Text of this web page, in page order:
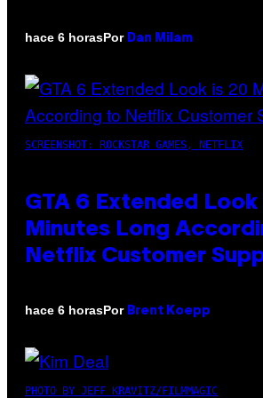
hace 6 horasPor Dan Milam
SCREENSHOT: ROCKSTAR GAMES, NETFLIX
GTA 6 Extended Look
Minutes Long
Netflix Customer
hace 6 horasPor Brent Koepp
PHOTO BY JEFF KRAVITZ/FILMMAGIC